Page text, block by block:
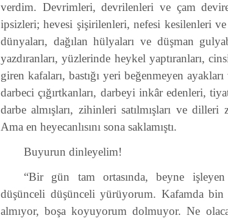
verdim. Devrimleri, devrilenleri ve çam
ipsizleri; hevesi şişirilenleri, nefesi kesilenleri
dünyaları, dağılan hülyaları ve düşman
yazdıranları, yüzlerinde heykel yaptıranları,
giren kafaları, bastığı yeri beğenmeyen
darbeci çığırtkanları, darbeyi inkâr edenleri,
darbe almışları, zihinleri satılmışları ve
Ama en heyecanlısını sona saklamıştı.
Buyurun dinleyelim!
“Bir gün tam ortasında, beyne işleyen
düşünceli düşünceli yürüyorum. Kafamda
almıyor, boşa koyuyorum dolmuyor. Ne